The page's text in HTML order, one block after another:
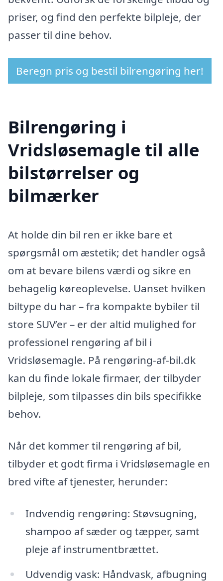
priser, og find den perfekte bilpleje, der
passer til dine behov.
Beregn pris og bestil bilrengøring her!
Bilrengøring i
Vridsløsemagle til alle
bilstørrelser og
bilmærker
At holde din bil ren er ikke bare et
spørgsmål om æstetik; det handler også
om at bevare bilens værdi og sikre en
behagelig køreoplevelse. Uanset hvilken
biltype du har – fra kompakte bybiler til
store SUV’er – er der altid mulighed for
professionel rengøring af bil i
Vridsløsemagle. På rengøring-af-bil.dk
kan du finde lokale firmaer, der tilbyder
bilpleje, som tilpasses din bils specifikke
behov.
Når det kommer til rengøring af bil,
tilbyder et godt firma i Vridsløsemagle en
bred vifte af tjenester, herunder:
Indvendig rengøring: Støvsugning,
shampoo af sæder og tæpper, samt
pleje af instrumentbrættet.
Udvendig vask: Håndvask, afbugning